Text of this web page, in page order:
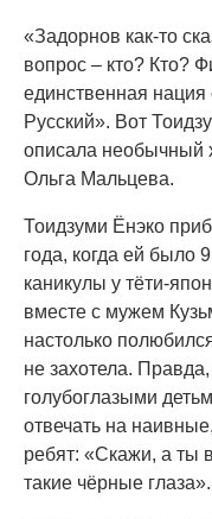
«Задорнов как-то
вопрос – кто? Кто?
единственная нация
Русский». Вот
описала необычный
Ольга Мальцева.
Тоидзуми Ёнэко
года, когда ей было
каникулы у тёти-
вместе с мужем
настолько
не захотела.
голубоглазыми
отвечать на
ребят: «Скажи, а ты
такие чёрные глаза».